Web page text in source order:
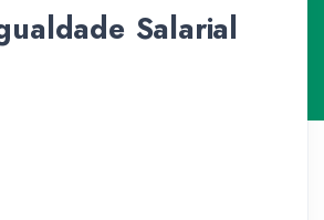
Salarial